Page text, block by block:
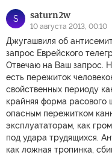
S saturn2w
10 августа 2013, 00:10
Джугашвиля об
запрос Еврейского
Отвечаю на Ваш запрос.
есть пережиток
свойственных периоду
крайняя форма расового
опасным пережитком
эксплуататорам, как
под удара трудящихся.
как ложная тропинка,